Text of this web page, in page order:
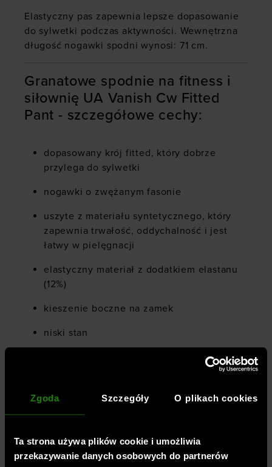
Zgoda Szczegóły O plikach cookies
Ta strona używa plików cookie i umożliwia
przekazywanie danych osobowych do partnerów
Elastyczny pas zapewnia lepsze dopasowanie
do sylwetki podczas aktywności. Wewnętrzna
długość nogawki spodni wynosi: 71 cm.
Granatowe spodnie na fitness i
siłownię UA Vanish Cw Fitted
Pant - szczegółowe cechy:
dopasowany krój fitted, który dobrze
przylega do sylwetki
nogawki o zwężanym fasonie
uszyte z materiału syntetycznego, który
zapewnia trwałość, oddychalność i jest
łatwy w pielęgnacji
elastyczny materiał z dodatkiem elastanu
(12%)
kieszenie boczne na zamek
niski stan
sznurka
widoczność
elastyczny pas